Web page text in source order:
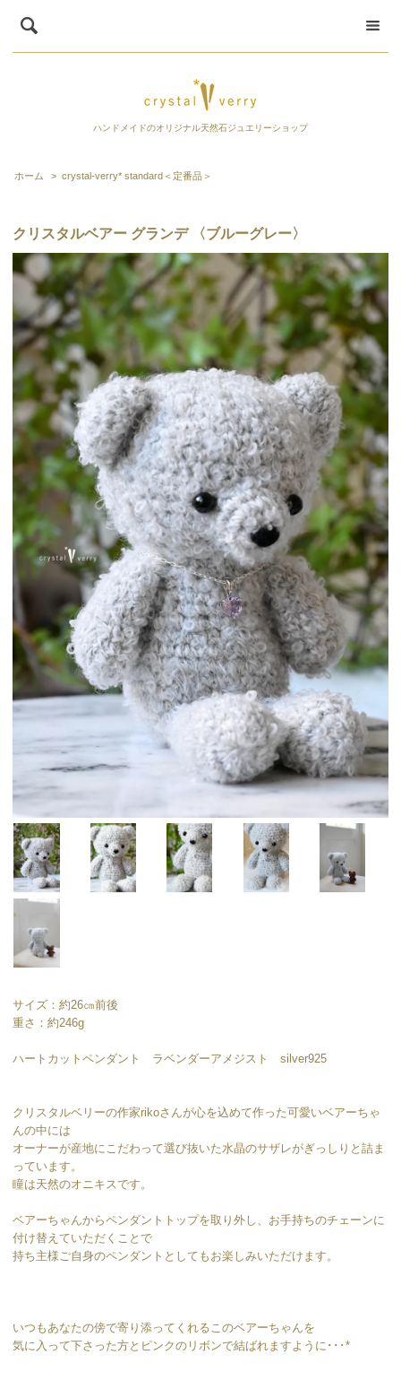
ハンドメイドのオリジナル天然石ジュエリーショップ
ホーム > crystal-verry* standard＜定番品＞
クリスタルベアー グランデ 〈ブルーグレー〉
サイズ：約26㎝前後
重さ：約246g
ハートカットペンダント ラベンダーアメジスト silver925
クリスタルベリーの作家rikoさんが心を込めて作った可愛いベアーちゃ
んの中には
オーナーが産地にこだわって選び抜いた水晶のサザレがぎっしりと詰ま
っています。
瞳は天然のオニキスです。
ベアーちゃんからペンダントトップを取り外し、お手持ちのチェーンに
付け替えていただくことで
持ち主様ご自身のペンダントとしてもお楽しみいただけます。
いつもあなたの傍で寄り添ってくれるこのベアーちゃんを
気に入って下さった方とピンクのリボンで結ばれますように･･･*